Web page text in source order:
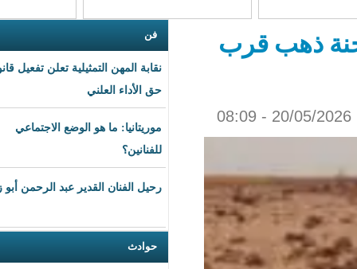
نقابة المهن التمثيلية تعلن تفعيل قانون
موريتانيا: ما هو الوضع الاجتماعي
رحيل الفنان القدير عبد الرحمن أبو زهرة
حوادث